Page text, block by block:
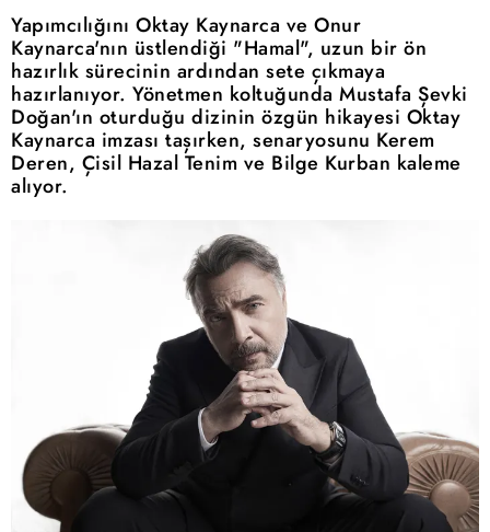
Yapımcılığını Oktay Kaynarca ve Onur
Kaynarca'nın üstlendiği "Hamal", uzun bir ön
hazırlık sürecinin ardından sete çıkmaya
hazırlanıyor. Yönetmen koltuğunda Mustafa Şevki
Doğan'ın oturduğu dizinin özgün hikayesi Oktay
Kaynarca imzası taşırken, senaryosunu Kerem
Deren, Çisil Hazal Tenim ve Bilge Kurban kaleme
alıyor.